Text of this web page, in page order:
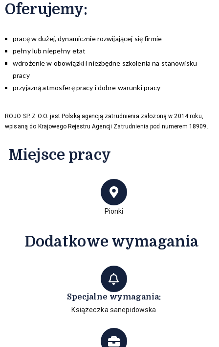
Oferujemy:
pracę w dużej, dynamicznie rozwijającej się firmie
pełny lub niepełny etat
wdrożenie w obowiązki i niezbędne szkolenia na stanowisku
pracy
przyjazną atmosferę pracy i dobre warunki pracy
ROJO SP. Z O.O. jest Polską agencją zatrudnienia założoną w 2014 roku,
wpisaną do Krajowego Rejestru Agencji Zatrudnienia pod numerem 18909.
Miejsce pracy
Pionki
Dodatkowe wymagania
Specjalne wymagania:
Książeczka sanepidowska